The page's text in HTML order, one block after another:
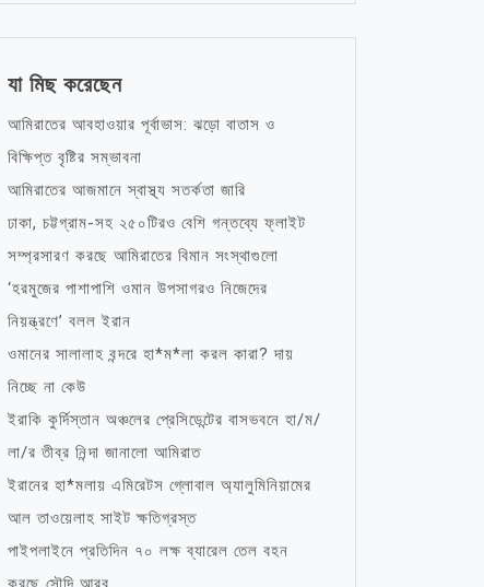
যা মিছ করেছেন
আমিরাতের আবহাওয়ার পূর্বাভাস: ঝড়ো বাতাস ও
বিক্ষিপ্ত বৃষ্টির সম্ভাবনা
আমিরাতের আজমানে স্বাস্থ্য সতর্কতা জারি
ঢাকা, চট্টগ্রাম-সহ ২৫০টিরও বেশি গন্তব্যে ফ্লাইট
সম্প্রসারণ করছে আমিরাতের বিমান সংস্থাগুলো
‘হরমুজের পাশাপাশি ওমান উপসাগরও নিজেদের
নিয়ন্ত্রণে’ বলল ইরান
ওমানের সালালাহ বন্দরে হা*ম*লা করল কারা? দায়
নিচ্ছে না কেউ
ইরাকি কুর্দিস্তান অঞ্চলের প্রেসিডেন্টের বাসভবনে হা/ম/
লা/র তীব্র নিন্দা জানালো আমিরাত
ইরানের হা*মলায় এমিরেটস গ্লোবাল অ্যালুমিনিয়ামের
আল তাওয়েলাহ সাইট ক্ষতিগ্রস্ত
পাইপলাইনে প্রতিদিন ৭০ লক্ষ ব্যারেল তেল বহন